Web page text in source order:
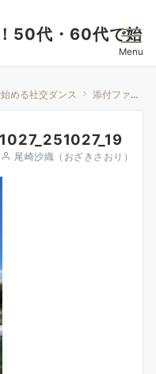
50代・60代で始
Menu
める社交ダンス 添付ファイル
尾崎沙織（おざきさおり）